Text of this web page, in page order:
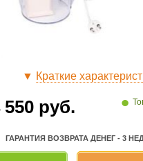
▼ Краткие
550руб. •
ГАРАНТИЯ ВОЗВРАТА ДЕНЕГ - 3